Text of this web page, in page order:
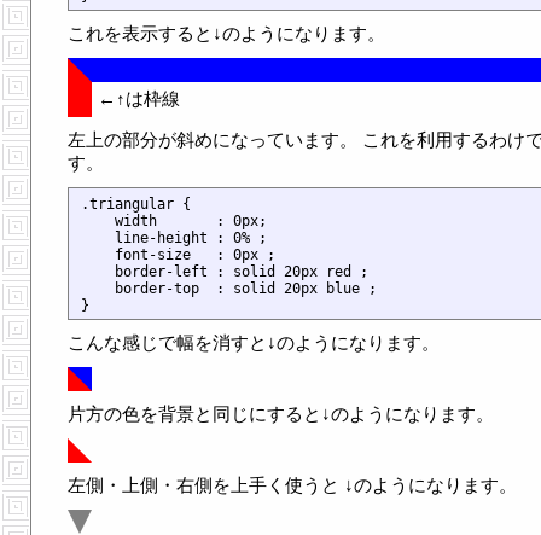
これを表示すると↓のようになります。
←↑は枠線
左上の部分が斜めになっています。 これを利用するわけ
す。
.triangular {
    width       : 0px;
    line-height : 0% ;
    font-size   : 0px ;
    border-left : solid 20px red ;
    border-top  : solid 20px blue ;
こんな感じで幅を消すと↓のようになります。
片方の色を背景と同じにすると↓のようになります。
左側・上側・右側を上手く使うと ↓のようになります。